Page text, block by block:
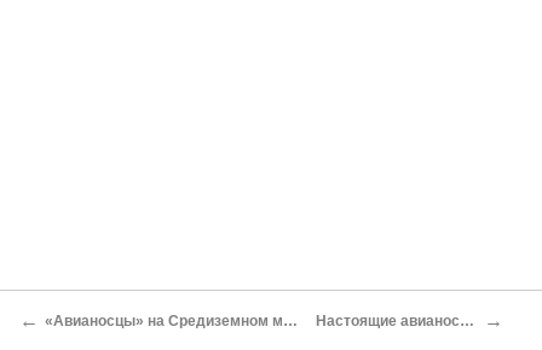
← «Авианосцы» на Средиземном море Настоящие авианосцы →